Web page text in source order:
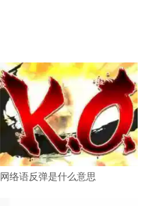
网络语反弹是什么意思